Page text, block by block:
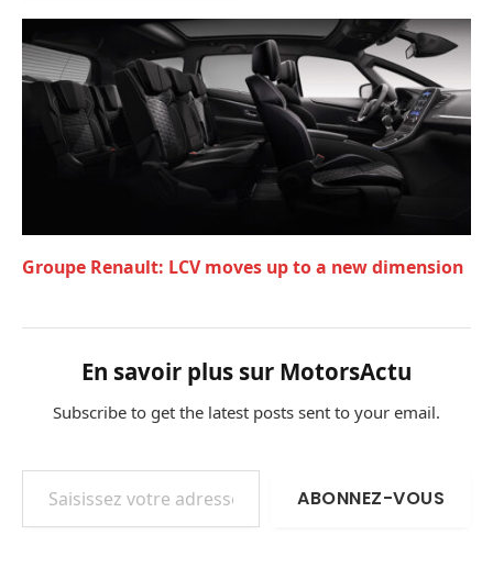
Groupe Renault: LCV moves up to a new dimension
En savoir plus sur MotorsActu
Subscribe to get the latest posts sent to your email.
Saisissez votre adresse e-mail…
ABONNEZ-VOUS